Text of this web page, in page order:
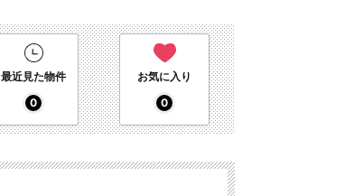
最近見た物件
0
お気に入り
0